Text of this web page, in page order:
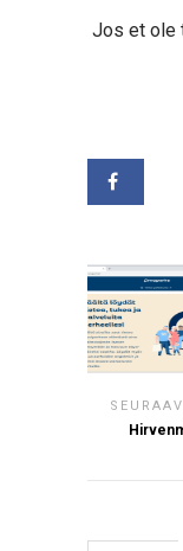
Jos et ole